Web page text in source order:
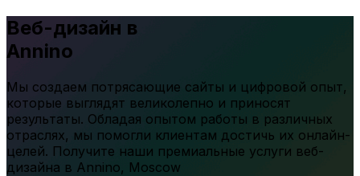
Веб-дизайн в
Annino
Мы создаем потрясающие сайты и цифровой опыт,
которые выглядят великолепно и приносят
результаты. Обладая опытом работы в различных
отраслях, мы помогли клиентам достичь их онлайн-
целей. Получите наши премиальные услуги веб-
дизайна в Annino, Moscow